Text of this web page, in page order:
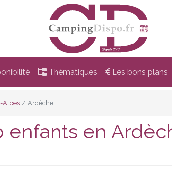
Thématiques Les bons plans
Alpes Ardèche
enfants en